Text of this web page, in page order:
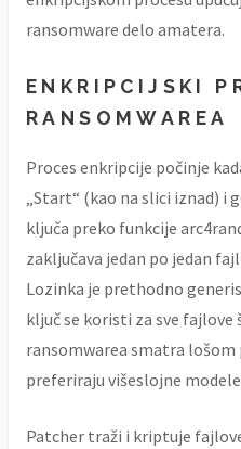
ransomware delo amatera.
ENKRIPCIJSKI
RANSOMWAREA
Proces enkripcije počinje
„Start“ (kao na slici iznad) i
ključa preko funkcije
zaključava jedan po jedan
Lozinka je prethodno
ključ se koristi za sve fajlove
ransomwarea smatra
preferiraju višeslojne
Patcher traži i kriptuje